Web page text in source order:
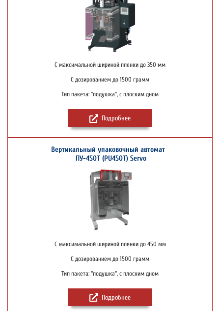
С максимальной шириной пленки до 350 мм
С дозированием до 1500 грамм
Тип пакета: "подушка", с плоским дном
Подробнее
Вертикальный упаковочный автомат
ПУ-450Т (PU450T) Servo
С максимальной шириной пленки до 450 мм
С дозированием до 1500 грамм
Тип пакета: "подушка", с плоским дном
Подробнее